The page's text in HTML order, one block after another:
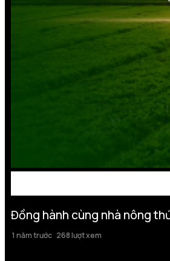
Đồng hành cùng nhà nông
1 năm trước 268 lượt xem